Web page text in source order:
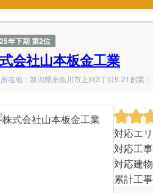
年下期 第2位
会社山本板金工業
在地：新潟県糸魚川市上刈3丁目9-21創業
対応エ
対応工事
対応建物
累計工